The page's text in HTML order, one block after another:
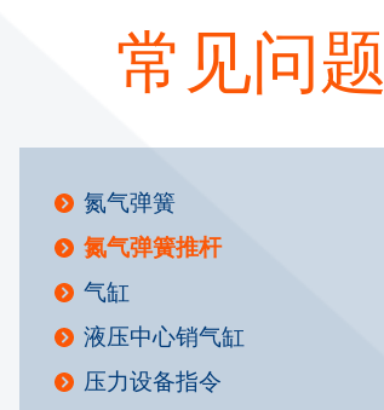
常见问题
氮气弹簧
氮气弹簧推杆
气缸
液压中心销气缸
压力设备指令